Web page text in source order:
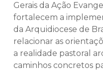
Gerais da Ação
fortalecem a
da Arquidiocese de
relacionar as
a realidade pastoral
caminhos concretos